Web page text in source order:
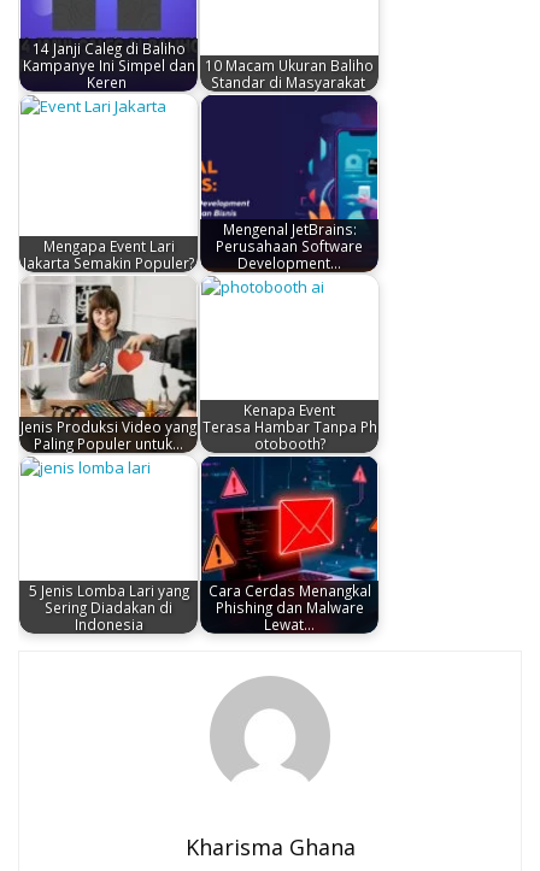
14 Janji Caleg di Baliho
Kampanye Ini Simpel dan
Keren
10 Macam Ukuran Baliho
Standar di Masyarakat
Mengapa Event Lari
Jakarta Semakin Populer?
Mengenal JetBrains:
Perusahaan Software
Development…
Jenis Produksi Video yang
Paling Populer untuk…
Kenapa Event
Terasa Hambar Tanpa Ph
otobooth?
5 Jenis Lomba Lari yang
Sering Diadakan di
Indonesia
Cara Cerdas Menangkal
Phishing dan Malware
Lewat…
Kharisma Ghana